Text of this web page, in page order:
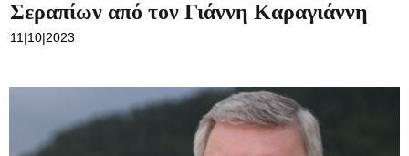
Σεραπίων από τον Γιάννη Καραγιάννη
11|10|2023